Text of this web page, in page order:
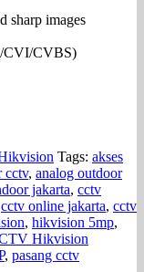
sharp images
CVI/CVBS)
Tags: akses
cctv, analog outdoor
jakarta, cctv
cctv online jakarta, cctv
, hikvision 5mp,
Hikvision
, pasang cctv